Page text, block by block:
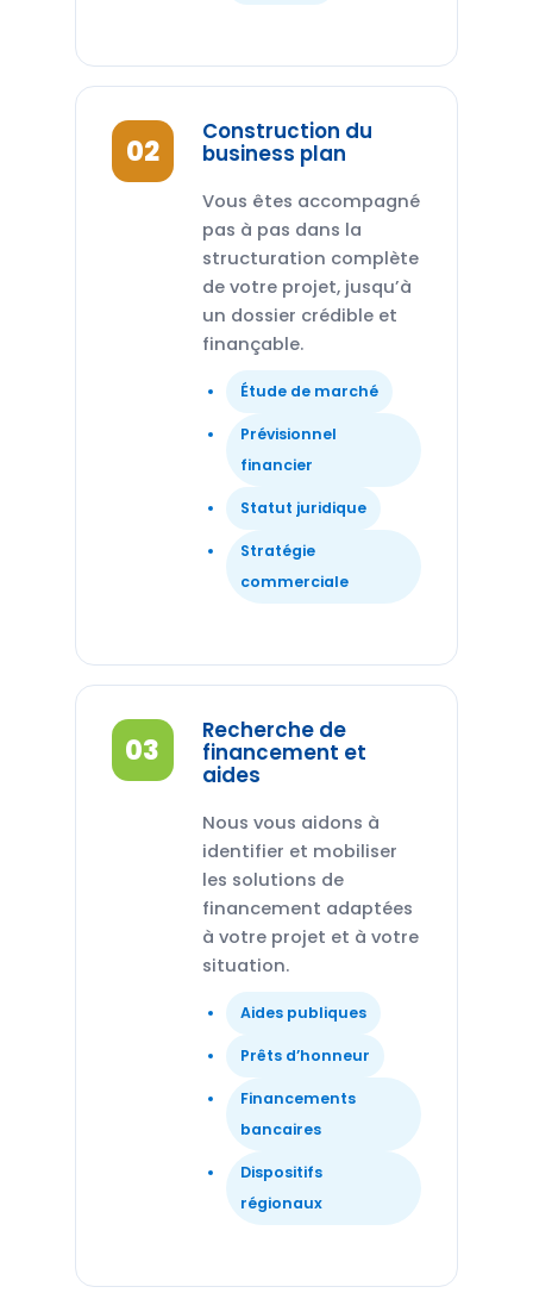
02
Construction du
business plan
Vous êtes accompagné
pas à pas dans la
structuration complète
de votre projet, jusqu’à
un dossier crédible et
finançable.
Étude de marché
Prévisionnel
financier
Statut juridique
Stratégie
commerciale
03
Recherche de
financement et
aides
Nous vous aidons à
identifier et mobiliser
les solutions de
financement adaptées
à votre projet et à votre
situation.
Aides publiques
Prêts d’honneur
Financements
bancaires
Dispositifs
régionaux